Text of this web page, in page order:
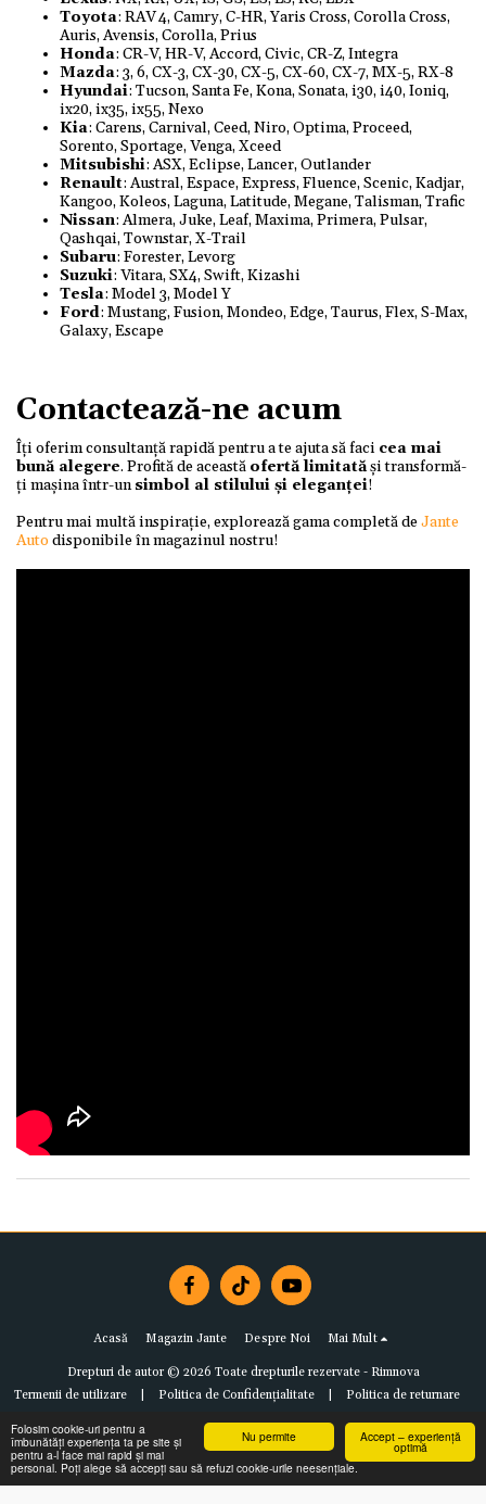
Accept – experiență
optimă
Nu permite
Folosim cookie-uri pentru a
îmbunătăți experiența ta pe site și
pentru a-l face mai rapid și mai
personal. Poți alege să accepți sau să refuzi cookie-urile neesențiale.
Toyota: RAV 4, Camry, C-HR, Yaris Cross, Corolla Cross,
Auris, Avensis, Corolla, Prius
Honda: CR-V, HR-V, Accord, Civic, CR-Z, Integra
Mazda: 3, 6, CX-3, CX-30, CX-5, CX-60, CX-7, MX-5, RX-8
Hyundai: Tucson, Santa Fe, Kona, Sonata, i30, i40, Ioniq,
ix20, ix35, ix55, Nexo
Kia: Carens, Carnival, Ceed, Niro, Optima, Proceed,
Sorento, Sportage, Venga, Xceed
Mitsubishi: ASX, Eclipse, Lancer, Outlander
Renault: Austral, Espace, Express, Fluence, Scenic, Kadjar,
Kangoo, Koleos, Laguna, Latitude, Megane, Talisman, Trafic
Nissan: Almera, Juke, Leaf, Maxima, Primera, Pulsar,
Qashqai, Townstar, X-Trail
Subaru: Forester, Levorg
Suzuki: Vitara, SX4, Swift, Kizashi
Tesla: Model 3, Model Y
Ford: Mustang, Fusion, Mondeo, Edge, Taurus, Flex, S-Max,
Galaxy, Escape
Contactează-ne acum
Îți oferim consultanță rapidă pentru a te ajuta să faci cea mai
bună alegere. Profită de această ofertă limitatăși transformă-
ți mașina într-unsimbol al stilului și eleganței!
Pentru mai multă inspirație, explorează gama completă deJante
Autodisponibile în magazinul nostru!
Acasă Magazin Jante Despre Noi Mai Mult
Drepturi de autor © 2026 Toate drepturile rezervate - Rimnova
Termenii de utilizare| Politica de Confidențialitate| Politica de returnare